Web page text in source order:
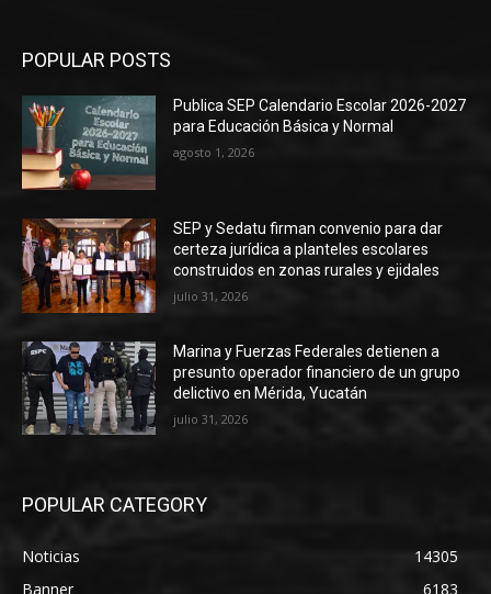
POPULAR POSTS
Publica SEP Calendario Escolar 2026-2027
para Educación Básica y Normal
agosto 1, 2026
SEP y Sedatu firman convenio para dar
certeza jurídica a planteles escolares
construidos en zonas rurales y ejidales
julio 31, 2026
Marina y Fuerzas Federales detienen a
presunto operador financiero de un grupo
delictivo en Mérida, Yucatán
julio 31, 2026
POPULAR CATEGORY
Noticias
14305
Banner
6183